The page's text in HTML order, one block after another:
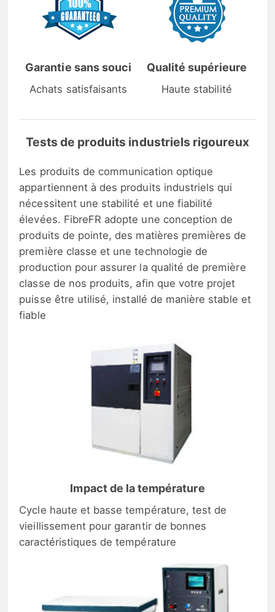
Garantie sans souci
Achats satisfaisants
Qualité supérieure
Haute stabilité
Tests de produits industriels rigoureux
Les produits de communication optique
appartiennent à des produits industriels qui
nécessitent une stabilité et une fiabilité
élevées. FibreFR adopte une conception de
produits de pointe, des matières premières de
première classe et une technologie de
production pour assurer la qualité de première
classe de nos produits, afin que votre projet
puisse être utilisé, installé de manière stable et
fiable
Impact de la température
Cycle haute et basse température, test de
vieillissement pour garantir de bonnes
caractéristiques de température